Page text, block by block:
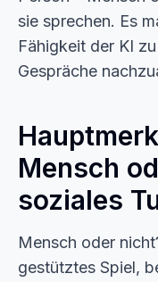
sie sprechen. Es
Fähigkeit der KI
Gespräche
Mensch
soziales
Mensch oder
gestütztes Spiel,